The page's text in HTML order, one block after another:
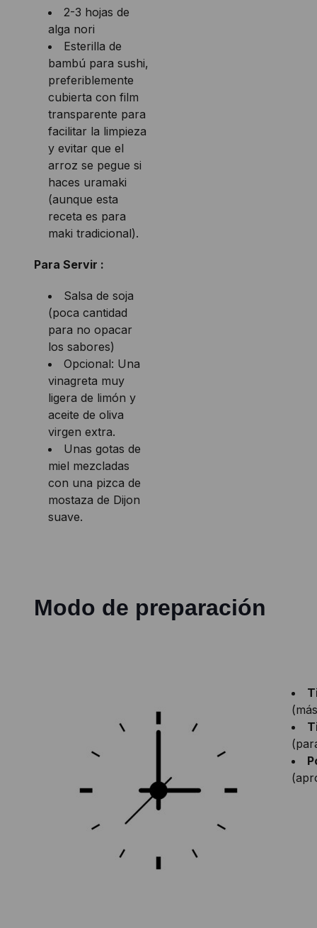
2-3 hojas de
alga nori
Esterilla de
bambú para sushi,
preferiblemente
cubierta con film
transparente para
facilitar la limpieza
y evitar que el
arroz se pegue si
haces uramaki
(aunque esta
receta es para
maki tradicional).
Para Servir :
Salsa de soja
(poca cantidad
para no opacar
los sabores)
Opcional: Una
vinagreta muy
ligera de limón y
aceite de oliva
virgen extra.
Unas gotas de
miel mezcladas
con una pizca de
mostaza de Dijon
suave.
Modo de preparación